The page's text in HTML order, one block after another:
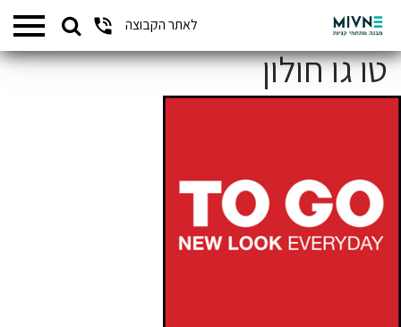
לאתר הקבוצהSearch
המתחמים שלנו
טו גו חולון